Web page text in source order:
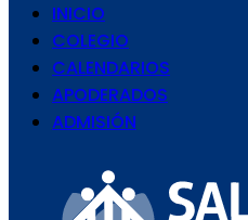
INICIO
COLEGIO
CALENDARIOS
APODERADOS
ADMISIÓN